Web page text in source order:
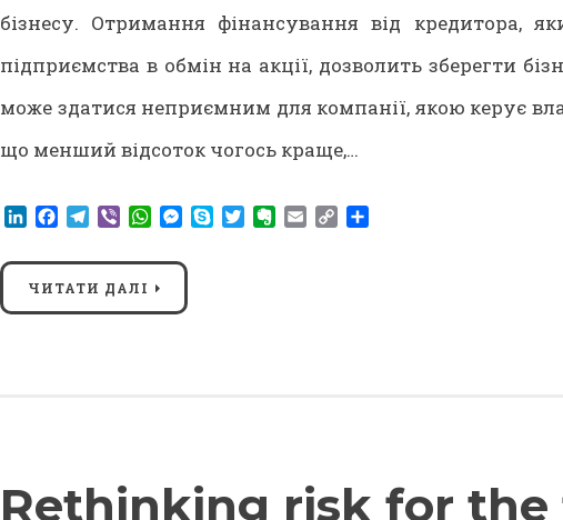
бізнесу. Отримання фінансування від кредитора,
підприємства в обмін на акції, дозволить зберегти
може здатися неприємним для компанії, якою керує
що менший відсоток чогось краще,…
LinkedIn
Facebook
Telegram
ViberWhatsApp
Messenger
SkypeTwitterEvernote
EmailCopy
ЧИТАТИ ДАЛІ
Rethinking risk for